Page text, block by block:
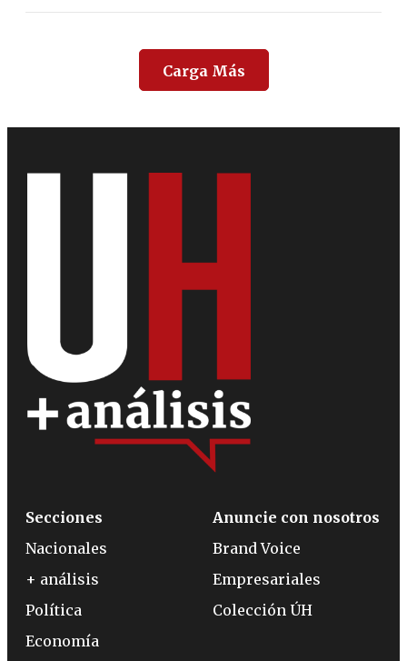
Carga Más
Secciones
Nacionales
+ análisis
Política
Economía
Anuncie con nosotros
Brand Voice
Empresariales
Colección ÚH